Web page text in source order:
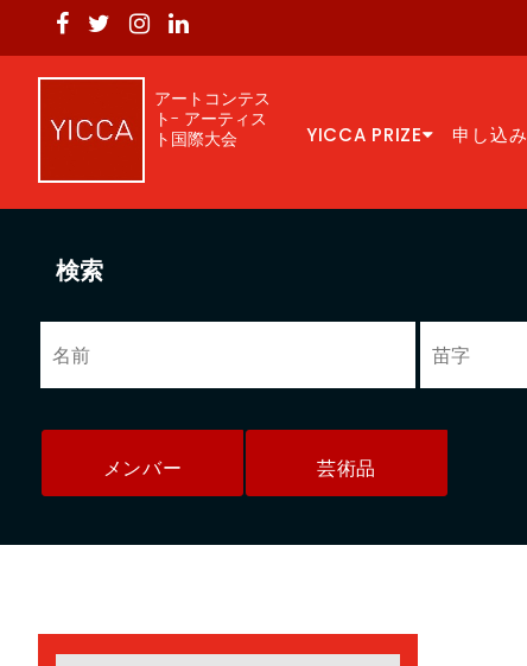
アートコンテス
ト- アーティス
ト国際大会
YICCA PRIZE 申し込み
検索
メンバー 芸術品